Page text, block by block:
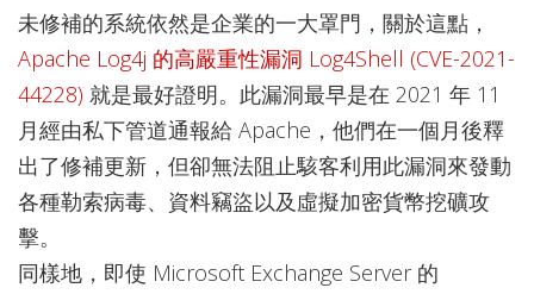
未修補的系統依然是企業的一大罩門，關於這點，
Apache Log4j 的高嚴重性漏洞 Log4Shell (CVE-2021-
44228) 就是最好證明。此漏洞最早是在 2021 年 11
月經由私下管道通報給 Apache，他們在一個月後釋
出了修補更新，但卻無法阻止駭客利用此漏洞來發動
各種勒索病毒、資料竊盜以及虛擬加密貨幣挖礦攻
擊。
同樣地，即使 Microsoft Exchange Server 的